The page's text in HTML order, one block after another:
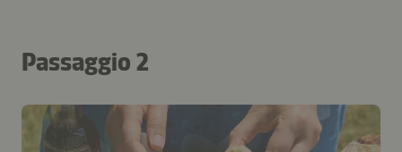
Passaggio 2